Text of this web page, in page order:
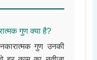
गुण क्या है?
गुण उनकी